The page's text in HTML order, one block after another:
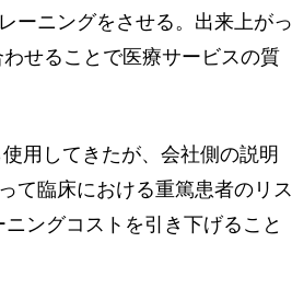
ーニングをさせる。出来上がっ
せることで医療サービスの質
用してきたが、会社側の説明
て臨床における重篤患者のリス
ングコストを引き下げること